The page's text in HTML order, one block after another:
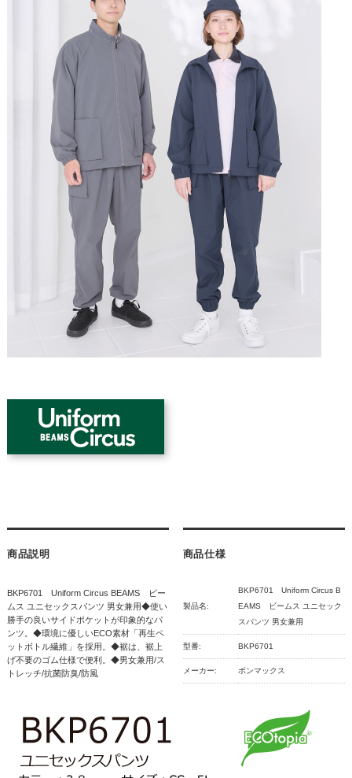
商品説明
BKP6701 Uniform Circus BEAMS ビー
ムス ユニセックスパンツ 男女兼用◆使い
勝手の良いサイドポケットが印象的なパ
ンツ。◆環境に優しいECO素材「再生ペ
ットボトル繊維」を採用。◆裾は、裾上
げ不要のゴム仕様で便利。◆男女兼用/ス
トレッチ/抗菌防臭/防風
商品仕様
製品名:
BKP6701 Uniform Circus B
EAMS ビームス ユニセック
スパンツ 男女兼用
型番: BKP6701
メーカー: ボンマックス